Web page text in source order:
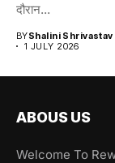
दौरान...
BYShalini Shrivastav
1 JULY 2026
ABOUS US
Welcome To